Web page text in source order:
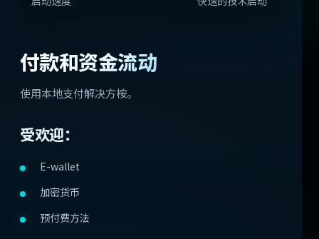
付款和资金流动
使用本地支付解决方桉。
受欢迎：
E-wallet
加密货币
预付费方法